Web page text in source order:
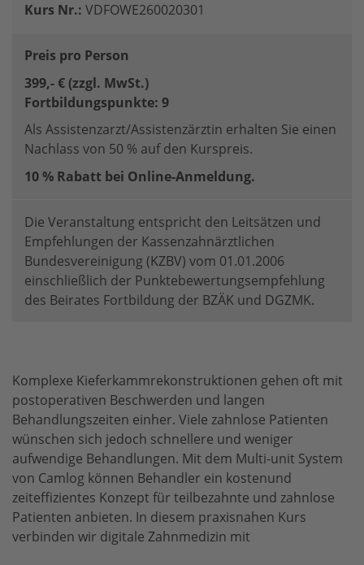
Komplexe Kieferkammrekonstruktionen gehen oft mit
postoperativen Beschwerden und langen
Behandlungszeiten einher. Viele zahnlose Patienten
wünschen sich jedoch schnellere und weniger
aufwendige Behandlungen. Mit dem Multi-unit System
von Camlog können Behandler ein kostenund
zeiteffizientes Konzept für teilbezahnte und zahnlose
Patienten anbieten. In diesem praxisnahen Kurs
verbinden wir digitale Zahnmedizin mit
Kurs Nr.: VDFOWE260020301
Preis pro Person
399,- € (zzgl. MwSt.)
Fortbildungspunkte: 9
Als Assistenzarzt/Assistenzärztin erhalten Sie einen
Nachlass von 50 % auf den Kurspreis.
10 % Rabatt bei Online-Anmeldung.
Die Veranstaltung entspricht den Leitsätzen und
Empfehlungen der Kassenzahnärztlichen
Bundesvereinigung (KZBV) vom 01.01.2006
einschließlich der Punktebewertungsempfehlung
des Beirates Fortbildung der BZÄK und DGZMK.